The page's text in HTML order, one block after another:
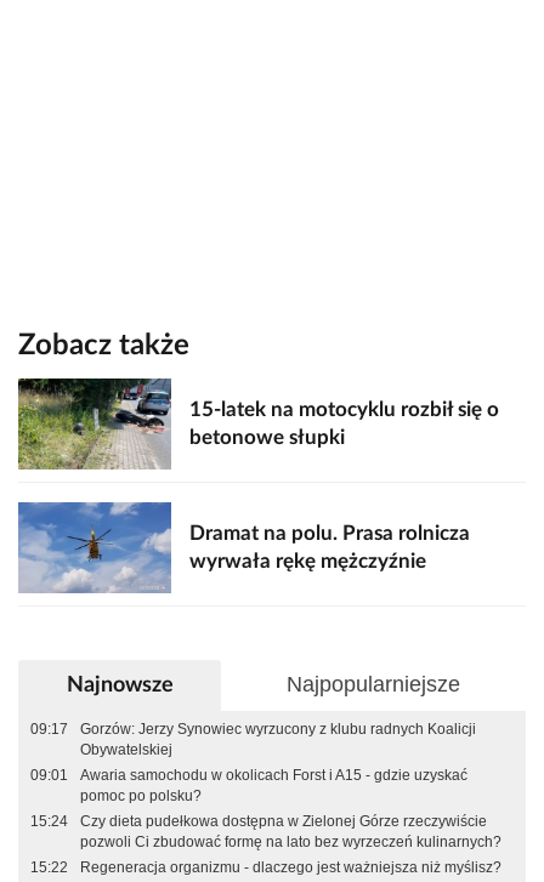
Zobacz także
15-latek na motocyklu rozbił się o
betonowe słupki
Dramat na polu. Prasa rolnicza
wyrwała rękę mężczyźnie
Najnowsze Najpopularniejsze
09:17
Gorzów: Jerzy Synowiec wyrzucony z klubu radnych Koalicji
Obywatelskiej
09:01
Awaria samochodu w okolicach Forst i A15 - gdzie uzyskać
pomoc po polsku?
15:24
Czy dieta pudełkowa dostępna w Zielonej Górze rzeczywiście
pozwoli Ci zbudować formę na lato bez wyrzeczeń kulinarnych?
15:22
Regeneracja organizmu - dlaczego jest ważniejsza niż myślisz?